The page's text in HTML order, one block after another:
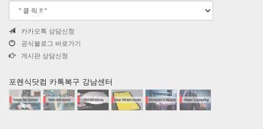
카카오톡 상담신청
공식블로그 바로가기
게시판 상담신청
포렌식닷컴 카톡복구 강남센터